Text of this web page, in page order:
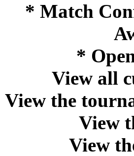
* Match
*
View all
View the
View
View